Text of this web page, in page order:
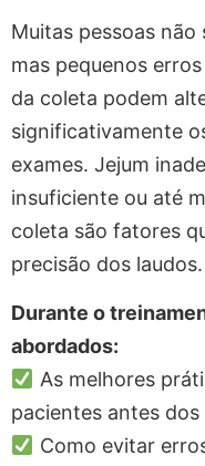
Muitas pessoas não
mas pequenos
da coleta podem
significativamente
exames. Jejum
insuficiente ou até
coleta são fatores
precisão dos laudos.
Durante o
abordados:
As melhores
pacientes antes dos
Como evitar